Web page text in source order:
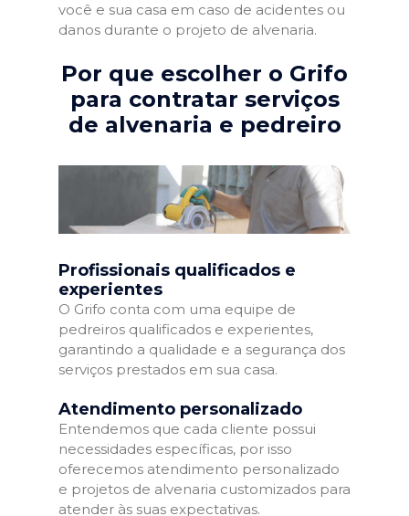
você e sua casa em caso de acidentes ou
danos durante o projeto de alvenaria.
Por que escolher o Grifo
para contratar serviços
de alvenaria e pedreiro
Profissionais qualificados e
experientes
O Grifo conta com uma equipe de
pedreiros qualificados e experientes,
garantindo a qualidade e a segurança dos
serviços prestados em sua casa.
Atendimento personalizado
Entendemos que cada cliente possui
necessidades específicas, por isso
oferecemos atendimento personalizado
e projetos de alvenaria customizados para
atender às suas expectativas.